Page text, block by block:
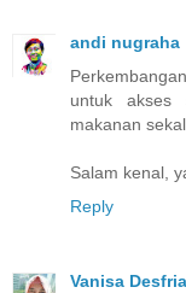
andi nugraha
untuk akses
makanan
Salam kenal,
Reply
Vanisa